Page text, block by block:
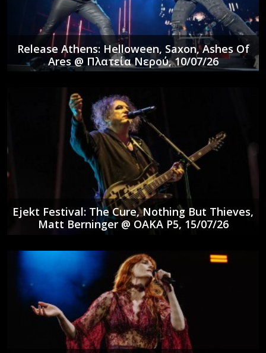
Release Athens: Helloween, Saxon, Ashes Of
Ares @ Πλατεία Νερού, 10/07/26
Ejekt Festival: The Cure, Nothing But Thieves,
Matt Berninger @ ΟΑΚΑ P5, 15/07/26